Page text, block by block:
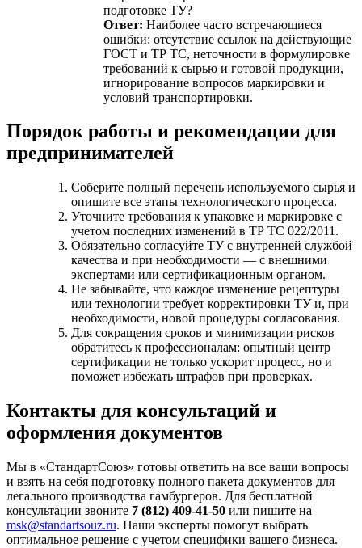
подготовке ТУ?
Ответ: Наиболее часто встречающиеся
ошибки: отсутствие ссылок на действующие
ГОСТ и ТР ТС, неточности в формулировке
требований к сырью и готовой продукции,
игнорирование вопросов маркировки и
условий транспортировки.
Порядок работы и рекомендации для
предпринимателей
Соберите полный перечень используемого сырья и
опишите все этапы технологического процесса.
Уточните требования к упаковке и маркировке с
учетом последних изменений в ТР ТС 022/2011.
Обязательно согласуйте ТУ с внутренней службой
качества и при необходимости — с внешними
экспертами или сертификационным органом.
Не забывайте, что каждое изменение рецептуры
или технологии требует корректировки ТУ и, при
необходимости, новой процедуры согласования.
Для сокращения сроков и минимизации рисков
обратитесь к профессионалам: опытный центр
сертификации не только ускорит процесс, но и
поможет избежать штрафов при проверках.
Контакты для консультаций и
оформления документов
Мы в «СтандартСоюз» готовы ответить на все ваши вопросы
и взять на себя подготовку полного пакета документов для
легального производства гамбургеров. Для бесплатной
консультации звоните 7 (812) 409-41-50 или пишите на
msk@standartsouz.ru. Наши эксперты помогут выбрать
оптимальное решение с учетом специфики вашего бизнеса.